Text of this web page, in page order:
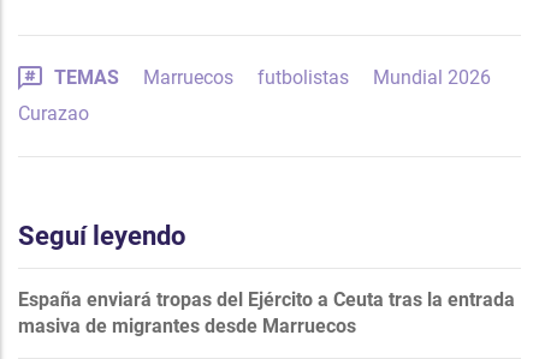
TEMAS Marruecos futbolistas
Mundial 2026
Curazao
Seguí leyendo
España enviará tropas del Ejército a Ceuta tras la entrada
masiva de migrantes desde Marruecos